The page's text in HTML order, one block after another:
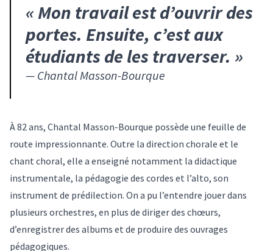
« Mon travail est d’ouvrir des
portes. Ensuite, c’est aux
étudiants de les traverser. »
— Chantal Masson-Bourque
À 82 ans, Chantal Masson-Bourque possède une feuille de
route impressionnante. Outre la direction chorale et le
chant choral, elle a enseigné notamment la didactique
instrumentale, la pédagogie des cordes et l’alto, son
instrument de prédilection. On a pu l’entendre jouer dans
plusieurs orchestres, en plus de diriger des chœurs,
d’enregistrer des albums et de produire des ouvrages
pédagogiques.